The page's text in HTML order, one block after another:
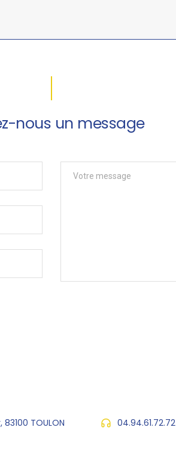
nous un message
TOULON 04.94.61.72.72